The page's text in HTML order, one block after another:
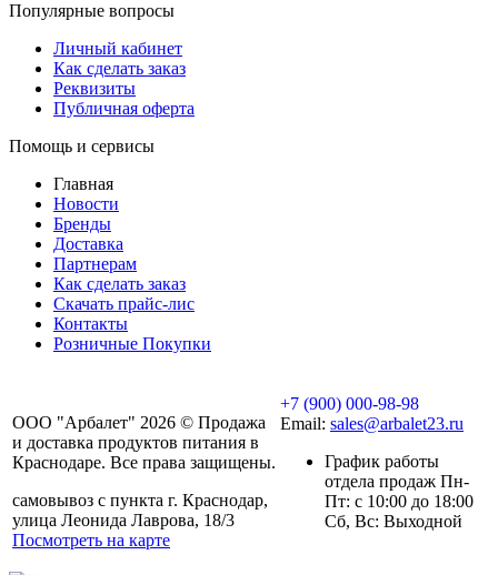
Популярные вопросы
Личный кабинет
Как сделать заказ
Реквизиты
Публичная оферта
Помощь и сервисы
Главная
Новости
Бренды
Доставка
Партнерам
Как сделать заказ
Скачать прайс-лис
Контакты
Розничные Покупки
ООО "Арбалет" 2026 © Продажа
и доставка продуктов питания в
Краснодаре. Все права защищены.
самовывоз с пункта г. Краснодар,
улица Леонида Лаврова, 18/3
Посмотреть на карте
+7 (900) 000-98-98
Email: sales@arbalet23.ru
График работы
отдела продаж Пн-
Пт: с 10:00 до 18:00
Сб, Вс: Выходной